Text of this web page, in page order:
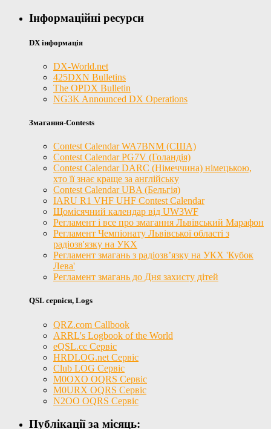
Інформаційні ресурси
DX інформація
DX-World.net
425DXN Bulletins
The OPDX Bulletin
NG3K Announced DX Operations
Змагання-Contests
Contest Calendar WA7BNM (США)
Contest Calendar PG7V (Голандія)
Contest Calendar DARC (Німеччина) німецькою,
хто її знає краще за англійську
Contest Calendar UBA (Бельгія)
IARU R1 VHF UHF Contest Calendar
Щомісячний календар від UW3WF
Регламент і все про змагання Львівський Марафон
Регламент Чемпіонату Львівської області з
радіозв'язку на УКХ
Регламент змагань з радіозв’язку на УКХ 'Кубок
Лева'
Регламент змагань до Дня захисту дітей
QSL сервіси, Logs
QRZ.com Callbook
ARRL's Logbook of the World
eQSL.cc Сервіс
HRDLOG.net Сервіс
Club LOG Сервіс
M0OXO OQRS Сервіс
M0URX OQRS Сервіс
N2OO OQRS Сервіс
Публікації за місяць: